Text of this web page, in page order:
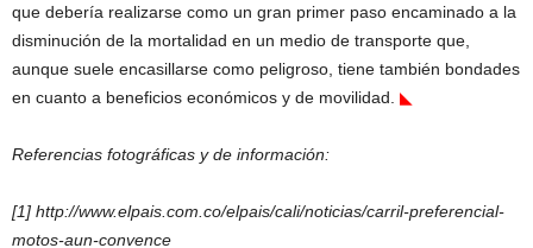
que debería realizarse como un gran primer paso encaminado a la
disminución de la mortalidad en un medio de transporte que,
aunque suele encasillarse como peligroso, tiene también bondades
en cuanto a beneficios económicos y de movilidad. ◣
Referencias fotográficas y de información:
[1] http://www.elpais.com.co/elpais/cali/noticias/carril-preferencial-
motos-aun-convence